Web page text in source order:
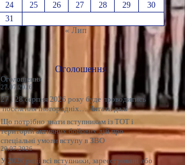
24
25 26 27 28 29
30
31
« Лип
Оголошення
Оголошення
27.07.2026
27 і 28 серпня 2026 року буде проводитись
поселення іногородніх…Читати далі:
Оголошення
Що потрібно знати вступникам із ТОТ і
територій активних бойових дій про
спеціальні умови вступу в ЗВО
20.07.2026
У 2026 році всі вступники, зареєстровані або